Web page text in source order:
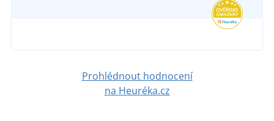
Prohlédnout hodnocení
na Heuréka.cz